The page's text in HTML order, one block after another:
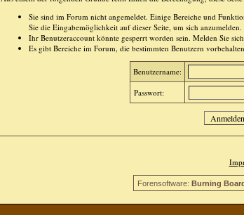
Sie sind im Forum nicht angemeldet. Einige Bereiche und
Sie die Eingabemöglichkeit auf dieser Seite, um sich anzumelden.
Ihr Benutzeraccount könnte gesperrt worden sein. Melden Sie
Es gibt Bereiche im Forum, die bestimmten Benutzern
Benutzername:
Passwort:
Forensoftware: Burning